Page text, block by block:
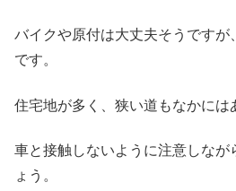
バイクや原付は大丈夫そうですが
です。
住宅地が多く、狭い道もなかには
車と接触しないように注意しなが
ょう。